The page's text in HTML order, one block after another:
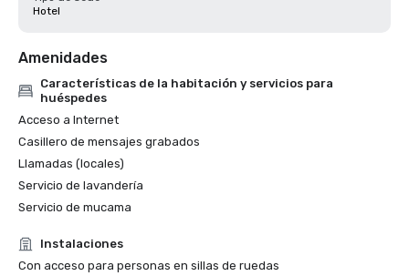
Hotel
Amenidades
Características de la habitación y servicios para
huéspedes
Acceso a Internet
Casillero de mensajes grabados
Llamadas (locales)
Servicio de lavandería
Servicio de mucama
Instalaciones
Con acceso para personas en sillas de ruedas